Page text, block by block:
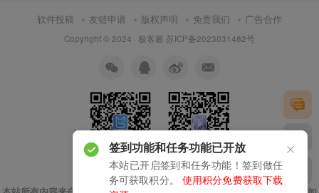
软件投稿 友链申请 版权声明 免责我们 广告合作
Copyright © 2024 · 极客酱·苏ICP备2023031482号
关注公众号 扫码加微信
签到功能和任务功能已开放
本站已开启签到和任务功能！签到做任
务可获取积分。
使用积分免费获取下载